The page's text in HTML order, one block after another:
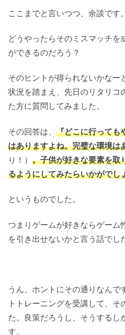
ここまでと言いつつ、余談です。
どうやったらそのミスマッチを
ができるのだろう？
そのヒントが得られないかなー
状況を踏まえ、先日のリタリコ
た方に質問してみました。
その回答は、 『どこに行っても
はありますよね。完璧な環境は
り！） 。子供が好きな要素を取
るようにしてみたらいかがでし
というものでした。
つまりゲームが好きならゲーム
を引き出せないかと言う話でし
うん、ホントにその通りなんで
トトレーニングを受講して、そ
た。良策だろうし、そうするし
す。